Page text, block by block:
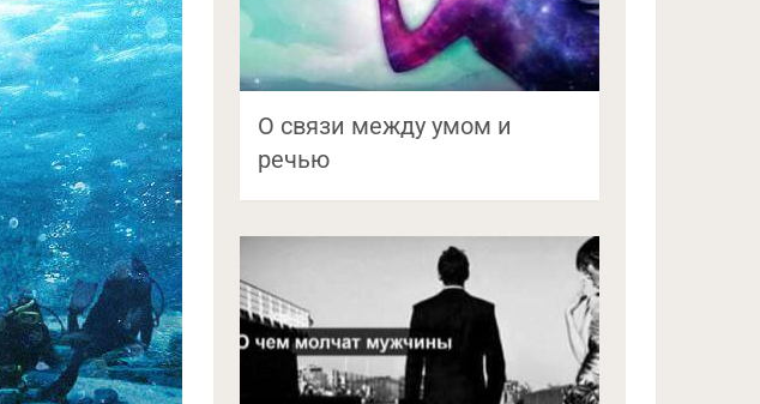
О связи между умом и
речью